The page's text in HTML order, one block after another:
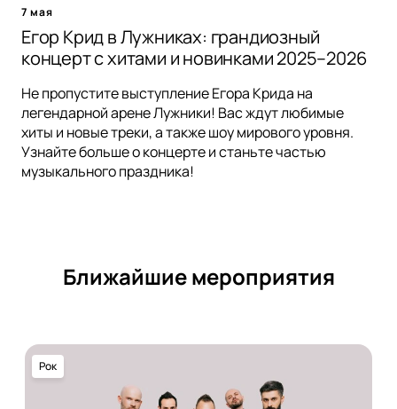
7 мая
Егор Крид в Лужниках: грандиозный
концерт с хитами и новинками 2025–2026
Не пропустите выступление Егора Крида на
легендарной арене Лужники! Вас ждут любимые
хиты и новые треки, а также шоу мирового уровня.
Узнайте больше о концерте и станьте частью
музыкального праздника!
Ближайшие мероприятия
Рок